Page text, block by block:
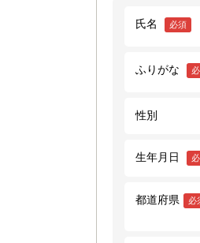
氏名 必須
ふりがな
性別
生年月日
都道府県 必